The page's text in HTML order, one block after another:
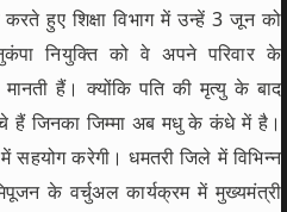
हुए शिक्षा विभाग में उन्हें 3 जून को
नियुक्ति को वे अपने परिवार के
मानती हैं। क्योंकि पति की मृत्यु के बाद
हैं जिनका जिम्मा अब मधु के कंधे में है।
सहयोग करेगी। धमतरी जिले में विभिन्न
के वर्चुअल कार्यक्रम में मुख्यमंत्री